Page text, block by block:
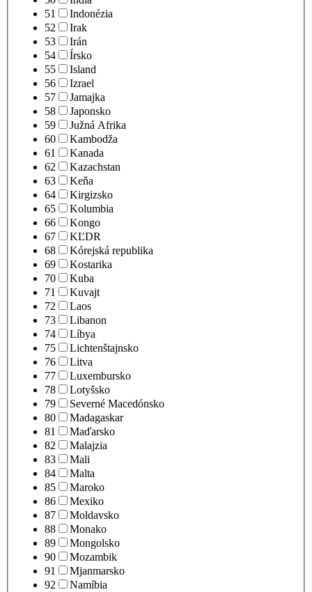
51
Indonézia
52
Irak
53
Irán
54
Írsko
55
Island
56
Izrael
57
Jamajka
58
Japonsko
59
Južná Afrika
60
Kambodža
61
Kanada
62
Kazachstan
63
Keňa
64
Kirgizsko
65
Kolumbia
66
Kongo
67
KĽDR
68
Kórejská republika
69
Kostarika
70
Kuba
71
Kuvajt
72
Laos
73
Libanon
74
Líbya
75
Lichtenštajnsko
76
Litva
77
Luxembursko
78
Lotyšsko
79
Severné Macedónsko
80
Madagaskar
81
Maďarsko
82
Malajzia
83
Mali
84
Malta
85
Maroko
86
Mexiko
87
Moldavsko
88
Monako
89
Mongolsko
90
Mozambik
91
Mjanmarsko
92
Namíbia